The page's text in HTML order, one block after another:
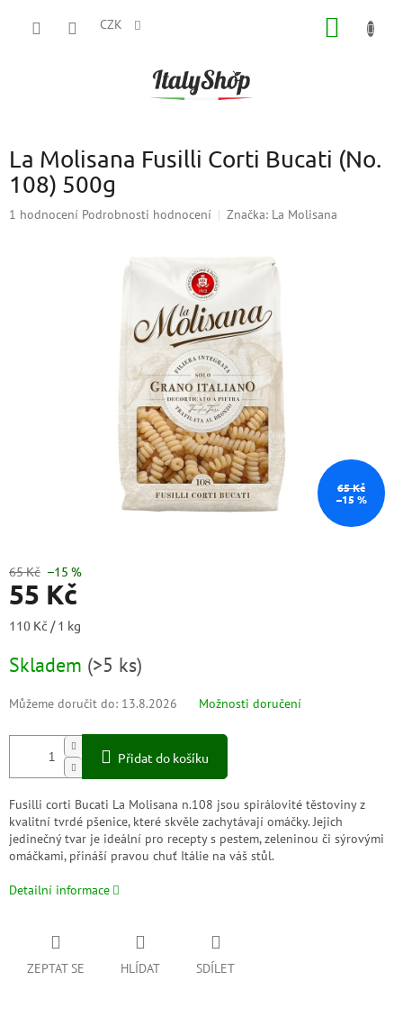
CZK
La Molisana Fusilli Corti Bucati (No.
108) 500g
Průměrné
1 hodnocení Podrobnosti hodnocení Značka: La Molisana
65 Kč
–15 %
65 Kč –15 %
55 Kč
Měrná
110 Kč / 1 kg
Skladem (>5 ks)
Můžeme doručit do: 13.8.2026 Možnosti doručení
Přidat do košíku
Fusilli corti Bucati La Molisana n.108 jsou spirálovité těstoviny z
kvalitní tvrdé pšenice, které skvěle zachytávají omáčky. Jejich
jedinečný tvar je ideální pro recepty s pestem, zeleninou či sýrovými
omáčkami, přináší pravou chuť Itálie na váš stůl.
Detailní informace
ZEPTAT SE HLÍDAT SDÍLET